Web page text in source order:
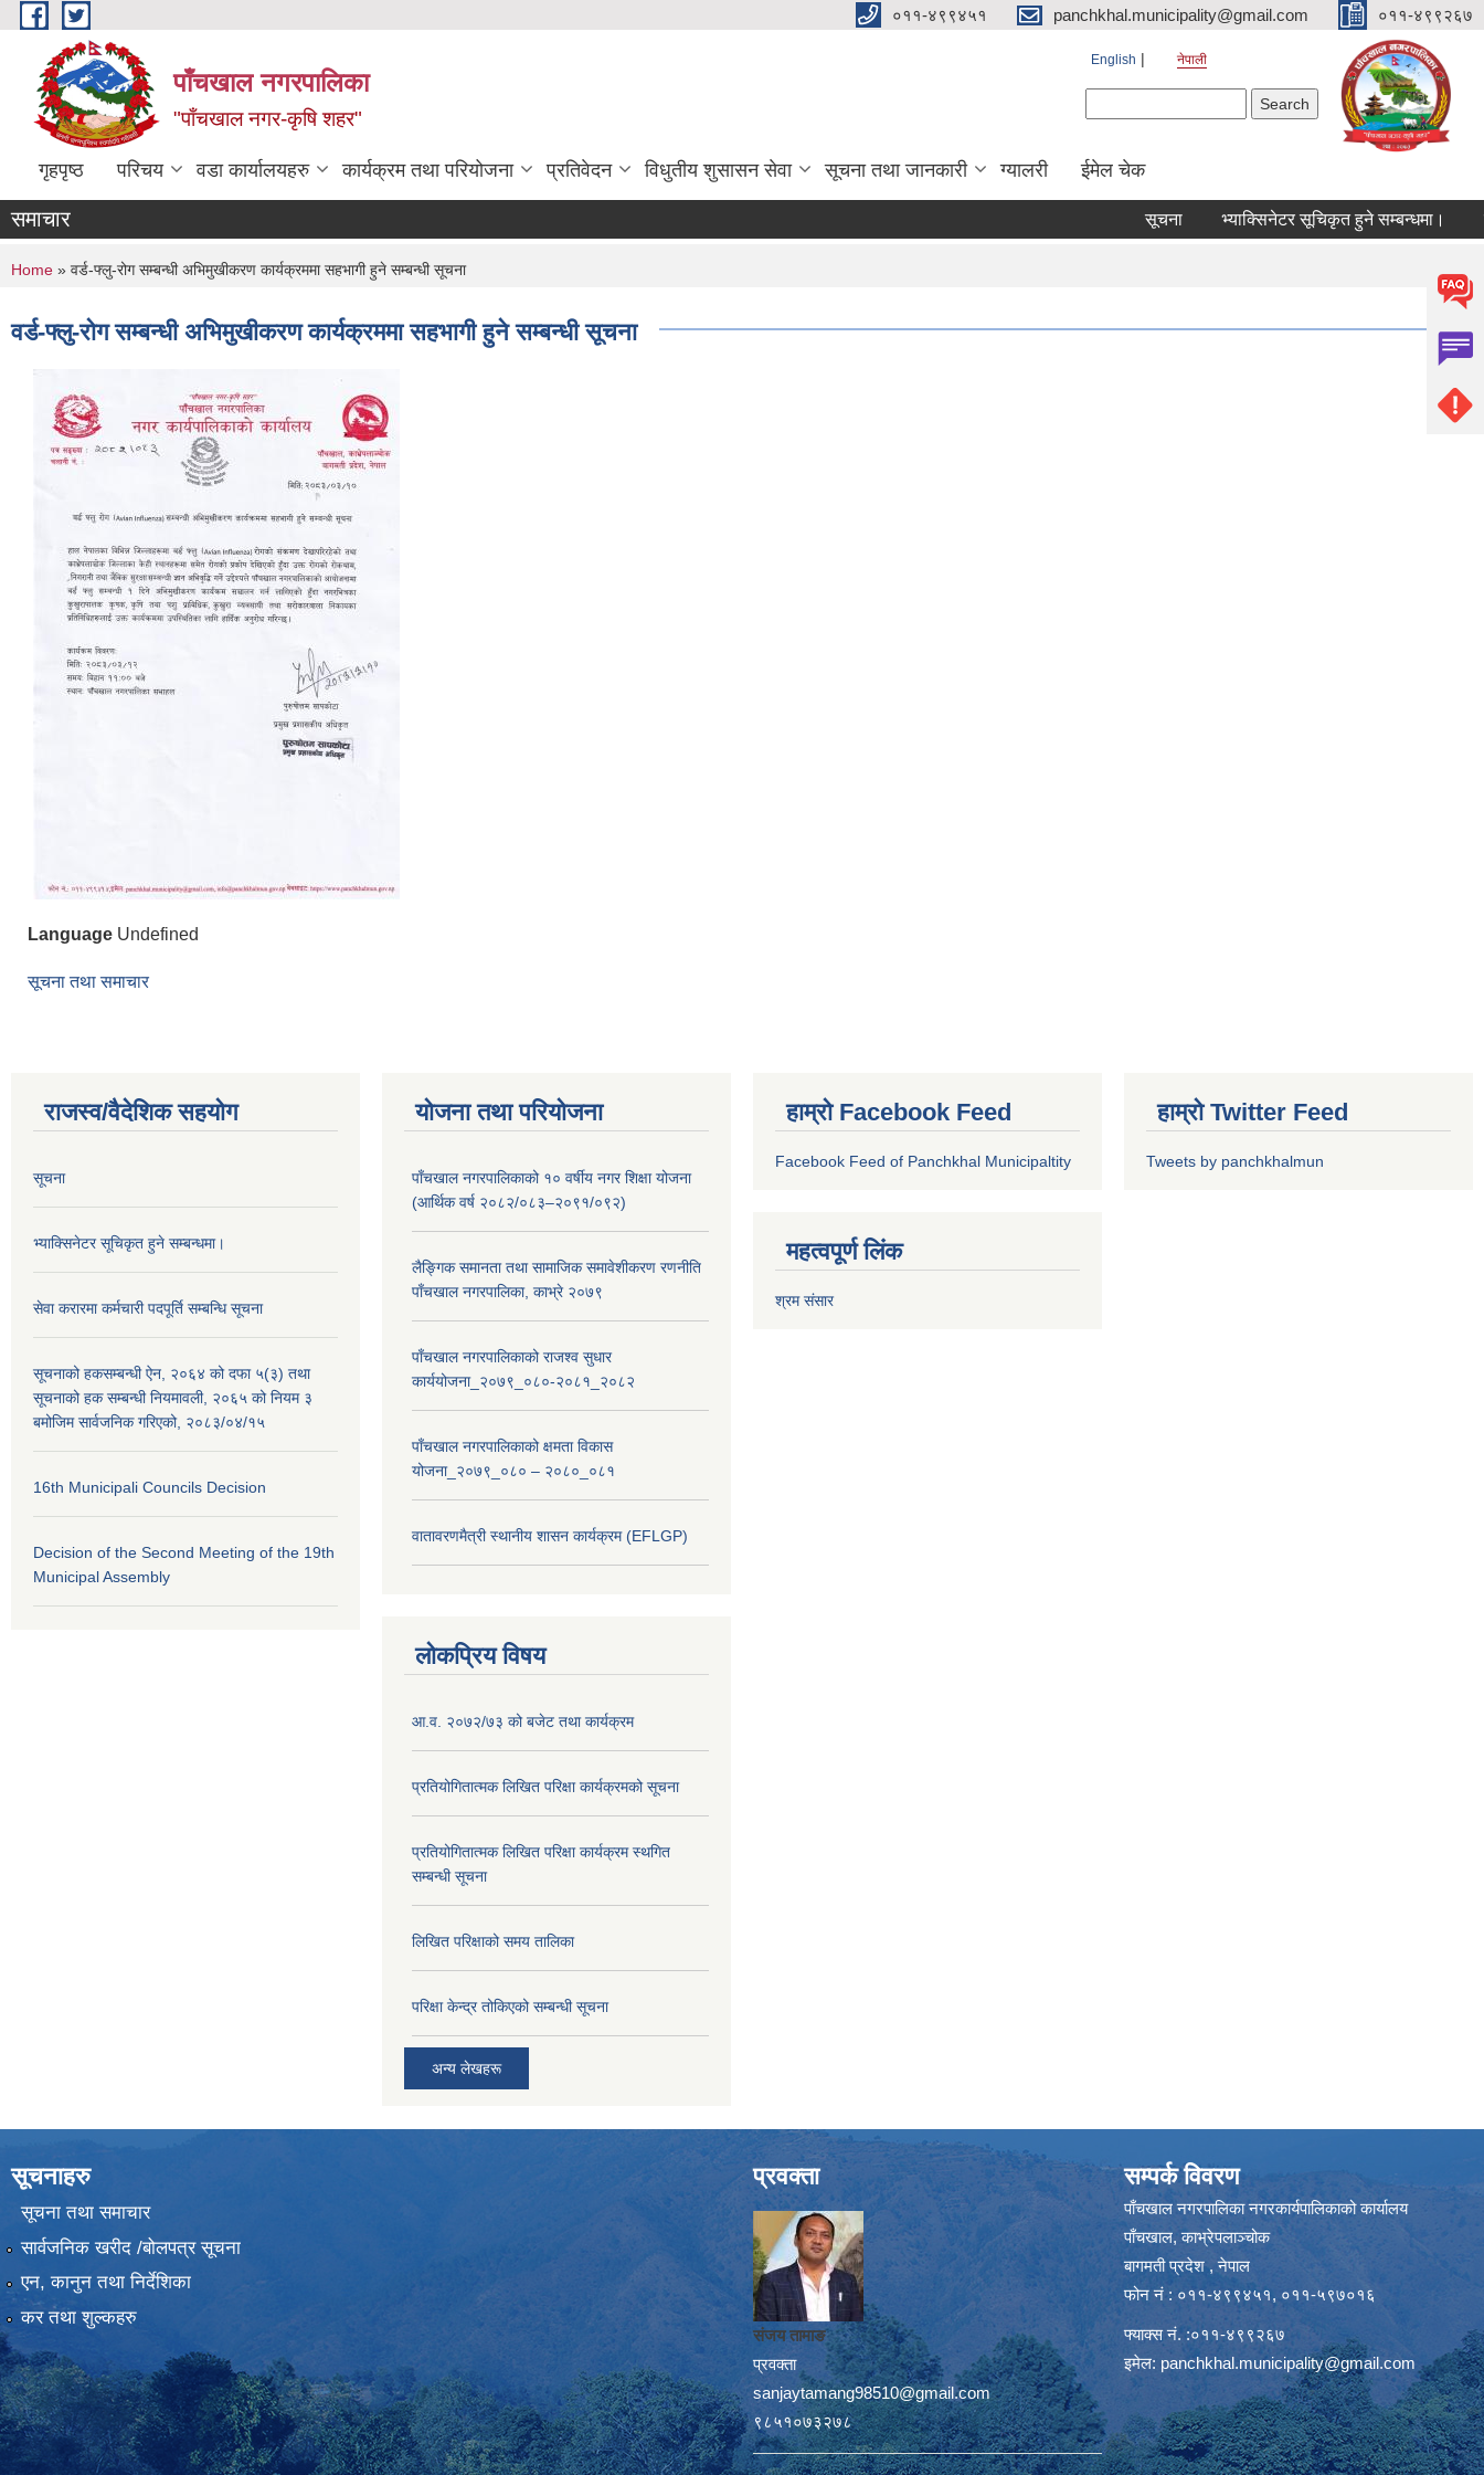
Skip to main content ०११-४९९४५१ panchkhal.municipality@gmail.com ०११-४९९२६७
पाँचखाल नगरपालिका
"पाँचखाल नगर-कृषि शहर"
English नेपाली
गृहपृष्ठ परिचय वडा कार्यालयहरु कार्यक्रम तथा परियोजना प्रतिवेदन विधुतीय शुसासन सेवा सूचना तथा जानकारी ग्यालरी ईमेल चेक
समाचार सूचना भ्याक्सिनेटर सूचिकृत हुने सम्बन्धमा। सेवा
You are here
Home » वर्ड-फ्लु-रोग सम्बन्धी अभिमुखीकरण कार्यक्रममा सहभागी हुने सम्बन्धी सूचना
वर्ड-फ्लु-रोग सम्बन्धी अभिमुखीकरण कार्यक्रममा सहभागी हुने सम्बन्धी सूचना
Language Undefined
सूचना तथा समाचार
राजस्व/वैदेशिक सहयोग
सूचना
भ्याक्सिनेटर सूचिकृत हुने सम्बन्धमा।
सेवा करारमा कर्मचारी पदपूर्ति सम्बन्धि सूचना
सूचनाको हकसम्बन्धी ऐन, २०६४ को दफा ५(३) तथा
सूचनाको हक सम्बन्धी नियमावली, २०६५ को नियम ३
बमोजिम सार्वजनिक गरिएको, २०८३/०४/१५
16th Municipali Councils Decision
Decision of the Second Meeting of the 19th
Municipal Assembly
योजना तथा परियोजना
पाँचखाल नगरपालिकाको १० वर्षीय नगर शिक्षा योजना
(आर्थिक वर्ष २०८२/०८३–२०९१/०९२)
लैङ्गिक समानता तथा सामाजिक समावेशीकरण रणनीति
पाँचखाल नगरपालिका, काभ्रे २०७९
पाँचखाल नगरपालिकाको राजश्व सुधार
कार्ययोजना_२०७९_०८०-२०८१_२०८२
पाँचखाल नगरपालिकाको क्षमता विकास
योजना_२०७९_०८० – २०८०_०८१
वातावरणमैत्री स्थानीय शासन कार्यक्रम (EFLGP)
लोकप्रिय विषय
आ.व. २०७२/७३ को बजेट तथा कार्यक्रम
प्रतियोगितात्मक लिखित परिक्षा कार्यक्रमको सूचना
प्रतियोगितात्मक लिखित परिक्षा कार्यक्रम स्थगित
सम्बन्धी सूचना
लिखित परिक्षाको समय तालिका
परिक्षा केन्द्र तोकिएको सम्बन्धी सूचना
अन्य लेखहरू
हाम्रो Facebook Feed
Facebook Feed of Panchkhal Municipaltity
महत्वपूर्ण लिंक
श्रम संसार
हाम्रो Twitter Feed
Tweets by panchkhalmun
सूचनाहरु
सूचना तथा समाचार
सार्वजनिक खरीद /बोलपत्र सूचना
एन, कानुन तथा निर्देशिका
कर तथा शुल्कहरु
प्रवक्ता
संजय तामाङ
प्रवक्ता
sanjaytamang98510@gmail.com
९८५१०७३२७८
सम्पर्क विवरण
पाँचखाल नगरपालिका नगरकार्यपालिकाको कार्यालय
पाँचखाल, काभ्रेपलाञ्चोक
बागमती प्रदेश , नेपाल
फोन नं : ०११-४९९४५१, ०११-५९७०१६
फ्याक्स नं. :०११-४९९२६७
इमेल: panchkhal.municipality@gmail.com